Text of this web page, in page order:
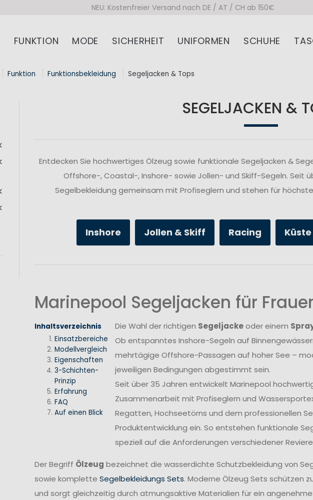
NEU: Kostenfreier Versand nach DE / AT / CH ab 150€
FUNKTION MODE SICHERHEIT UNIFORMEN SCHUHE
Funktion Funktionsbekleidung Segeljacken & Tops
SEGELJACKEN &
Entdecken Sie hochwertiges Ölzeug sowie funktionale Segeljacken &
Offshore-, Coastal-, Inshore- sowie Jollen- und Skiff-Segeln. Seit
Segelbekleidung gemeinsam mit Profiseglern und stehen für
Inshore Jollen & Skiff Racing Küste
Marinepool Segeljacken für
Inhaltsverzeichnis
Einsatzbereiche
Modellvergleich
Eigenschaften
3-Schichten-
Prinzip
Erfahrung
FAQ
Auf einen Blick
Die Wahl der richtigen Segeljackeoder einem
Ob entspanntes Inshore-Segeln auf
mehrtägige Offshore-Passagen auf hoher See –
jeweiligen Bedingungen abgestimmt sein.
Seit über 35 Jahren entwickelt Marinepool
Zusammenarbeit mit Profiseglern und
Regatten, Hochseetörns und dem professionellen
Produktentwicklung ein. So entstehen funktionale
speziell auf die Anforderungen verschiedener
Der Begriff Ölzeug bezeichnet die wasserdichte Schutzbekleidung von
sowie komplette Segelbekleidungs Sets. Moderne Ölzeug Sets schützen
und sorgt gleichzeitig durch atmungsaktive Materialien für ein